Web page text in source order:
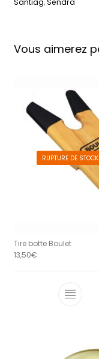
Santiag,Sendra
Vous aimerez
RUPTURE DE STOCK
Tire botte Boulet
13,50€